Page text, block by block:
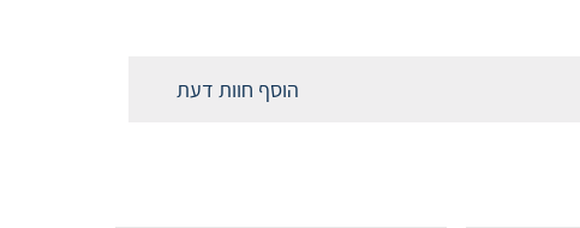
הוסף חוות דעת